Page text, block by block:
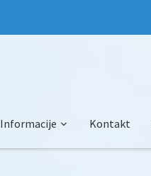
Informacije Kontakt